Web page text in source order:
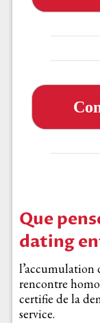
Que
dating
l’accumulation
rencontre
certifie de la
service.